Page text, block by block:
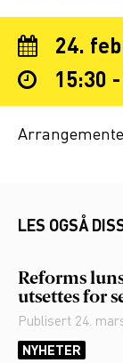
24.
15:30
LES OGSÅ
Reforms
utsettes for
Publisert 24.
NYHETER